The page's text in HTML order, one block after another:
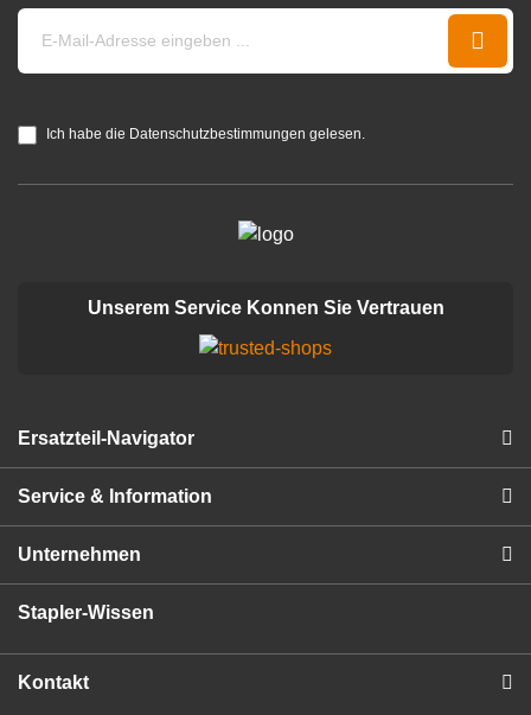
Ich habe die Datenschutzbestimmungen gelesen.
Unserem Service Konnen Sie Vertrauen
Ersatzteil-Navigator
Service & Information
Unternehmen
Stapler-Wissen
Kontakt